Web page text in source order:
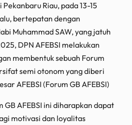
Pekanbaru Riau, pada 13-15
bertepatan dengan
Muhammad SAW, yang jatuh
DPN AFEBSI melakukan
membentuk sebuah Forum
semi otonom yang diberi
AFEBSI (Forum GB AFEBSI)
GB AFEBSI ini diharapkan dapat
motivasi dan loyalitas